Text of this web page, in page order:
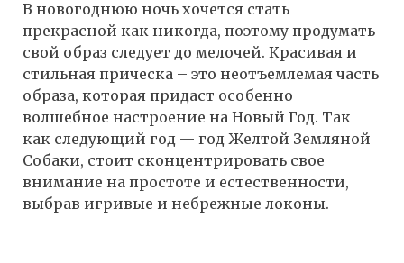
В новогоднюю ночь хочется стать
прекрасной как никогда, поэтому продумать
свой образ следует до мелочей. Красивая и
стильная прическа – это неотъемлемая часть
образа, которая придаст особенно
волшебное настроение на Новый Год. Так
как следующий год — год Желтой Земляной
Собаки, стоит сконцентрировать свое
внимание на простоте и естественности,
выбрав игривые и небрежные локоны.